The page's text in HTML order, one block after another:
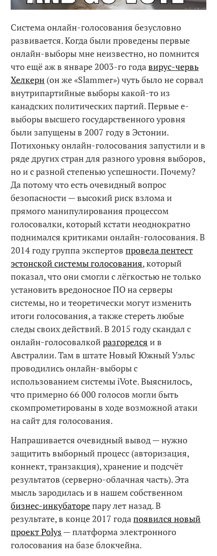
Система онлайн-голосования безусловно
развивается. Когда были проведены первые
онлайн-выборы мне неизвестно, но помнится
что ещё аж в январе 2003-го годавирус-червь
Хелкерн (он же «Slammer») чуть было не сорвал
внутрипартийные выборы какой-то из
канадских политических партий. Первые е-
выборы высшего государственного уровня
были запущены в 2007 году в Эстонии.
Потихоньку онлайн-голосования запустили и в
ряде других стран для разного уровня выборов,
но и с разной степенью успешности. Почему?
Да потому что есть очевидный вопрос
безопасности — высокий риск взлома и
прямого манипулирования процессом
голосовалки, который кстати неоднократно
поднимался критиками онлайн-голосования. В
2014 году группа экспертовпровела пентест
эстонской системы голосования, который
показал, что они смогли с лёгкостью не только
установить вредоносное ПО на серверы
системы, но и теоретически могут изменить
итоги голосования, а также стереть любые
следы своих действий. В 2015 году скандал с
онлайн-голосовалкойразгорелся и в
Австралии. Там в штате Новый Южный Уэльс
проводились онлайн-выборы с
использованием системы iVote. Выяснилось,
что примерно 66 000 голосов могли быть
скомпрометированы в ходе возможной атаки
на сайт для голосования.
Напрашивается очевидный вывод — нужно
защитить выборный процесс (авторизация,
коннект, транзакция), хранение и подсчёт
результатов (серверно-облачная часть). Эта
мысль зародилась и в нашем собственном
бизнес-инкубаторепару лет назад. В
результате, в конце 2017 годапоявился новый
проект Polys — платформа электронного
голосования на базе блокчейна.